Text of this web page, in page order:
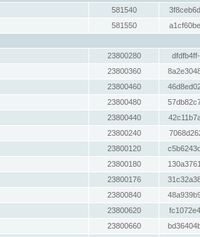
581540
581550
23800280
23800360
23800460
23800480
23800440
23800240
23800120
23800180
23800176
23800840
23800620
23800660